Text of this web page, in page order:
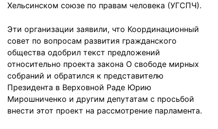
Хельсинском союзе по правам человека (УГСПЧ).
Эти организации заявили, что Координационный
совет по вопросам развития гражданского
общества одобрил текст предложений
относительно проекта закона О свободе мирных
собраний и обратился к представителю
Президента в Верховной Раде Юрию
Мирошниченко и другим депутатам с просьбой
внести этот проект на рассмотрение парламента.